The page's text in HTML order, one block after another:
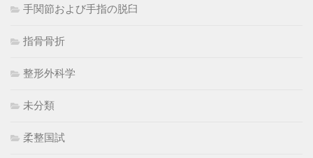
手関節および手指の脱臼
指骨骨折
整形外科学
未分類
柔整国試